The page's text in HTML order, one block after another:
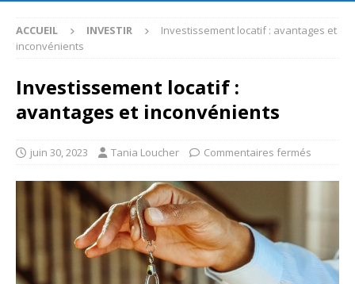
ACCUEIL INVESTIR
Investissement locatif : avantages et
inconvénients
Investissement locatif :
avantages et inconvénients
juin 30, 2023 Tania Loucher Commentaires fermés